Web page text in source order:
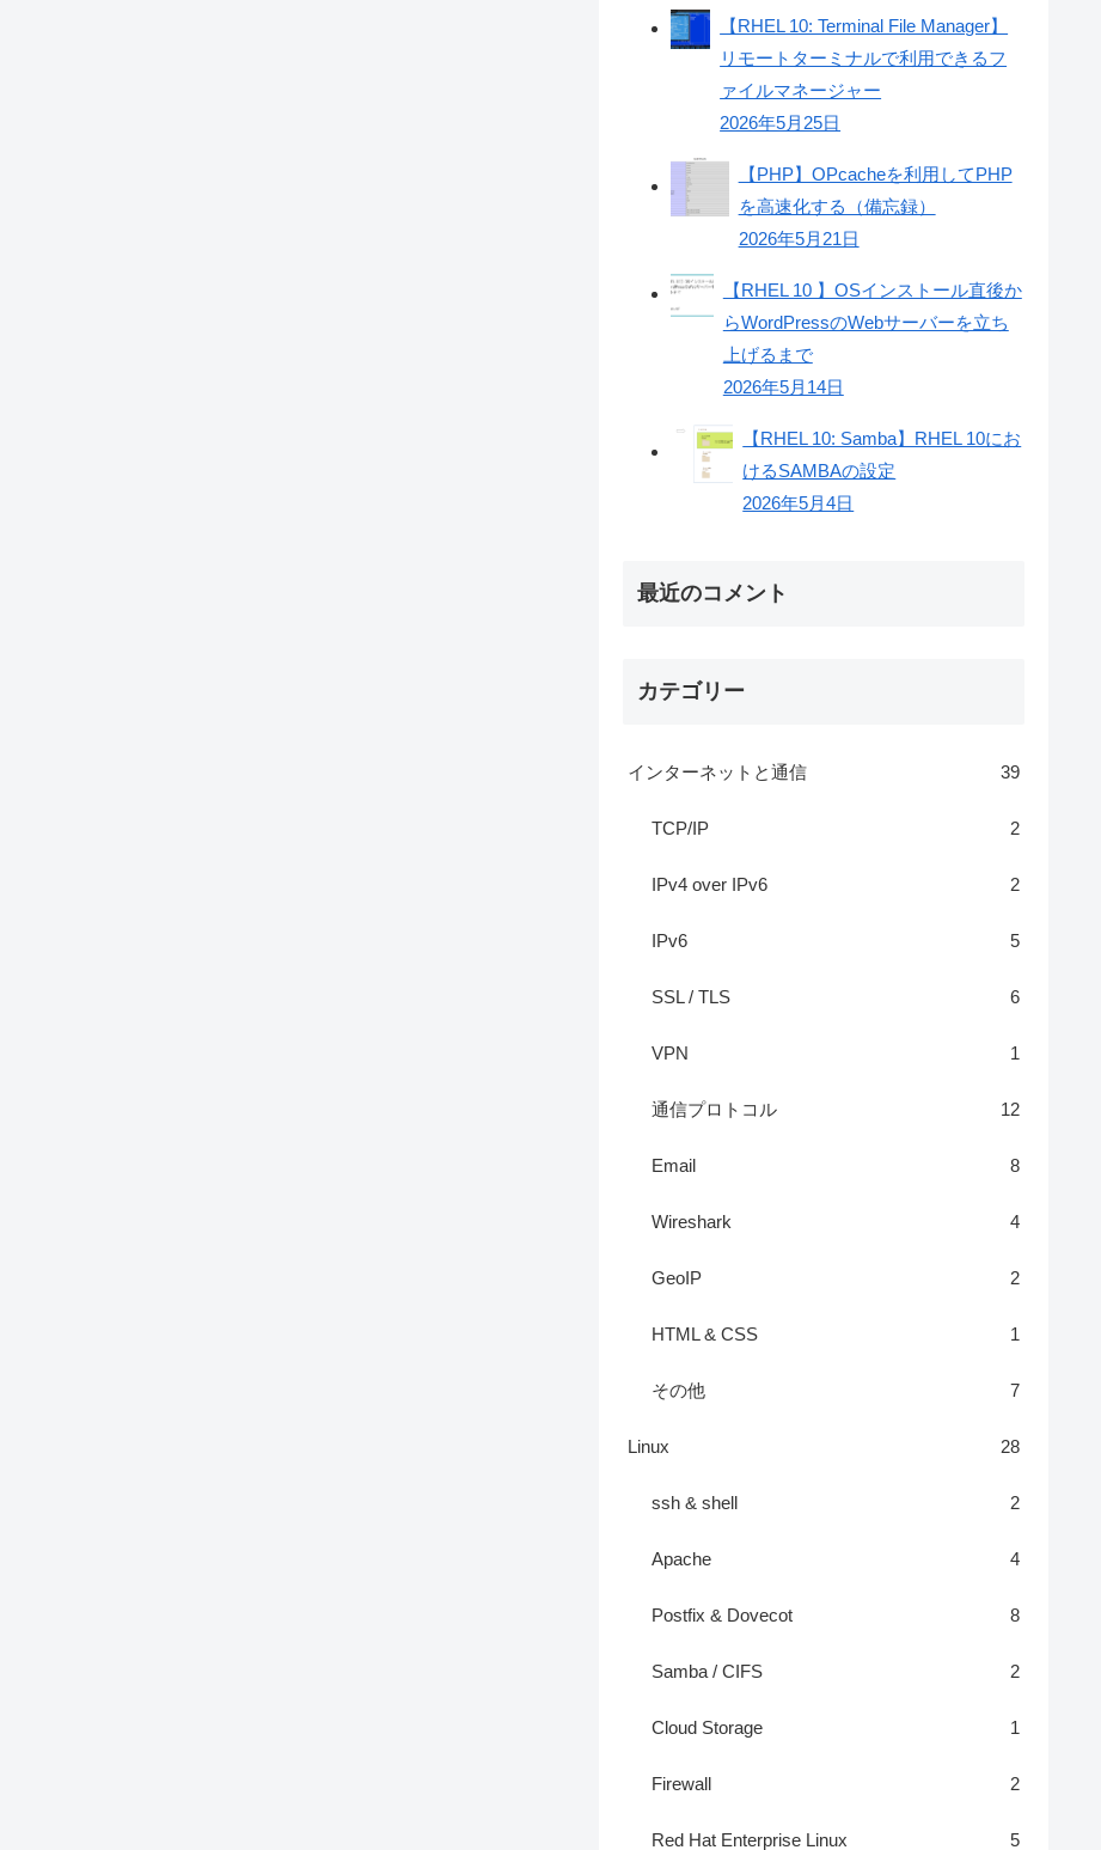
【RHEL 10: Terminal File Manager】
リモートターミナルで利用できるフ
ァイルマネージャー
2026年5月25日
【PHP】OPcacheを利用してPHP
を高速化する（備忘録）
2026年5月21日
【RHEL 10 】OSインストール直後か
らWordPressのWebサーバーを立ち
上げるまで
2026年5月14日
【RHEL 10: Samba】RHEL 10にお
けるSAMBAの設定
2026年5月4日
最近のコメント
カテゴリー
インターネットと通信 39
TCP/IP 2
IPv4 over IPv6 2
IPv6 5
SSL / TLS 6
VPN 1
通信プロトコル 12
Email 8
Wireshark 4
GeoIP 2
HTML & CSS 1
その他 7
Linux 28
ssh & shell 2
Apache 4
Postfix & Dovecot 8
Samba / CIFS 2
Cloud Storage 1
Firewall 2
Red Hat Enterprise Linux 5